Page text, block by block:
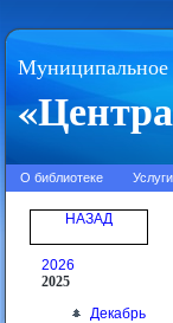
Муниципальное
О библиотеке Услуги
НАЗАД
2026
2025
Декабрь